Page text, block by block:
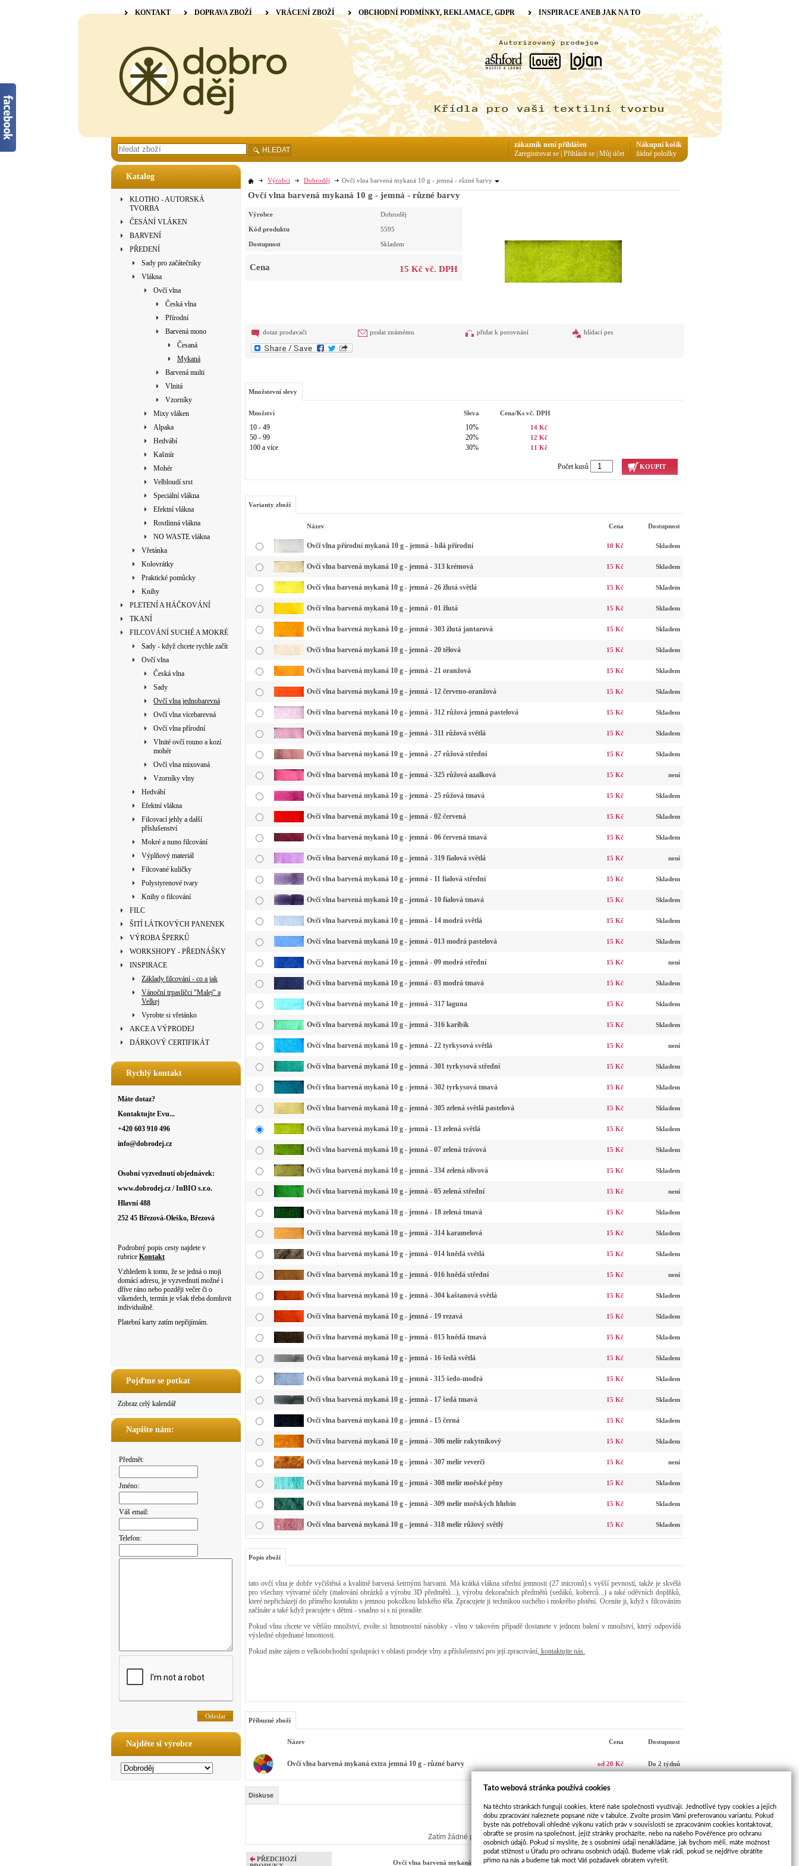
Katalog
KLOTHO - AUTORSKÁ
TVORBA
ČESÁNÍ VLÁKEN
BARVENÍ
PŘEDENÍ
Sady pro začátečníky
Vlákna
Ovčí vlna
Česká vlna
Přírodní
Barvená mono
Česaná
Mykaná
Barvená multi
Vlnitá
Vzorníky
Mixy vláken
Alpaka
Hedvábí
Kašmír
Mohér
Velbloudí srst
Speciální vlákna
Efektní vlákna
Rostlinná vlákna
NO WASTE vlákna
Vřetánka
Kolovrátky
Praktické pomůcky
Knihy
PLETENÍ A HÁČKOVÁNÍ
TKANÍ
FILCOVÁNÍ SUCHÉ A MOKRÉ
Sady - když chcete rychle začít
Ovčí vlna
Česká vlna
Sady
Ovčí vlna jednobarevná
Ovčí vlna vícebarevná
Ovčí vlna přírodní
Vlnité ovčí rouno a kozí
mohér
Ovčí vlna mixovaná
Vzorníky vlny
Hedvábí
Efektní vlákna
Filcovací jehly a další
příslušenství
Mokré a nuno filcování
Výplňový materiál
Filcované kuličky
Polystyrenové tvary
Knihy o filcování
FILC
ŠITÍ LÁTKOVÝCH PANENEK
VÝROBA ŠPERKŮ
WORKSHOPY - PŘEDNÁŠKY
INSPIRACE
Základy filcování - co a jak
Vánoční trpaslíčci "Malej" a
Velkej
Vyrobte si vřetánko
AKCE A VÝPRODEJ
DÁRKOVÝ CERTIFIKÁT
Rychlý kontakt
Máte dotaz?
Kontaktujte Evu...
+420 603 910 496
info@dobrodej.cz
Osobní vyzvednutí objednávek:
www.dobrodej.cz / InBIO s.r.o.
Hlavní 488
252 45 Březová-Oleško, Březová
Podrobný popis cesty najdete v
rubrice Kontakt
Vzhledem k tomu, že se jedná o moji
domácí adresu, je vyzvednutí možné i
dříve ráno nebo později večer či o
víkendech, termín je však třeba domluvit
individuálně.
Platební karty zatím nepřijímám.
Pojďme se potkat
Zobraz celý kalendář
Napište nám:
Předmět:
Jméno:
Váš email:
Telefon:
Najděte si výrobce
Výrobci Dobroděj Ovčí vlna barvená mykaná 10 g - jemná - různé barvy
Ovčí vlna barvená mykaná 10 g - jemná - různé barvy
Výrobce Dobroděj
Kód produktu 5595
Dostupnost Skladem
Cena 15 Kč vč. DPH
dotaz prodavači poslat známému přidat k porovnání hlídací pes
Množstevní slevy
Množství Sleva Cena/ks vč. DPH
10 - 49 10% 14 Kč
50 - 99 20% 12 Kč
100 a více 30% 11 Kč
Počet kusů KOUPIT
Varianty zboží
Název Cena Dostupnost
Ovčí vlna přírodní mykaná 10 g - jemná - bílá přírodní 10 Kč Skladem
Ovčí vlna barvená mykaná 10 g - jemná - 313 krémová 15 Kč Skladem
Ovčí vlna barvená mykaná 10 g - jemná - 26 žlutá světlá 15 Kč Skladem
Ovčí vlna barvená mykaná 10 g - jemná - 01 žlutá 15 Kč Skladem
Ovčí vlna barvená mykaná 10 g - jemná - 303 žlutá jantarová 15 Kč Skladem
Ovčí vlna barvená mykaná 10 g - jemná - 20 tělová 15 Kč Skladem
Ovčí vlna barvená mykaná 10 g - jemná - 21 oranžová 15 Kč Skladem
Ovčí vlna barvená mykaná 10 g - jemná - 12 červeno-oranžová 15 Kč Skladem
Ovčí vlna barvená mykaná 10 g - jemná - 312 růžová jemná pastelová 15 Kč Skladem
Ovčí vlna barvená mykaná 10 g - jemná - 311 růžová světlá 15 Kč Skladem
Ovčí vlna barvená mykaná 10 g - jemná - 27 růžová střední 15 Kč Skladem
Ovčí vlna barvená mykaná 10 g - jemná - 325 růžová azalková 15 Kč není
Ovčí vlna barvená mykaná 10 g - jemná - 25 růžová tmavá 15 Kč Skladem
Ovčí vlna barvená mykaná 10 g - jemná - 02 červená 15 Kč Skladem
Ovčí vlna barvená mykaná 10 g - jemná - 06 červená tmavá 15 Kč Skladem
Ovčí vlna barvená mykaná 10 g - jemná - 319 fialová světlá 15 Kč není
Ovčí vlna barvená mykaná 10 g - jemná - 11 fialová střední 15 Kč Skladem
Ovčí vlna barvená mykaná 10 g - jemná - 10 fialová tmavá 15 Kč Skladem
Ovčí vlna barvená mykaná 10 g - jemná - 14 modrá světlá 15 Kč Skladem
Ovčí vlna barvená mykaná 10 g - jemná - 013 modrá pastelová 15 Kč Skladem
Ovčí vlna barvená mykaná 10 g - jemná - 09 modrá střední 15 Kč není
Ovčí vlna barvená mykaná 10 g - jemná - 03 modrá tmavá 15 Kč Skladem
Ovčí vlna barvená mykaná 10 g - jemná - 317 laguna 15 Kč Skladem
Ovčí vlna barvená mykaná 10 g - jemná - 316 karibik 15 Kč Skladem
Ovčí vlna barvená mykaná 10 g - jemná - 22 tyrkysová světlá 15 Kč není
Ovčí vlna barvená mykaná 10 g - jemná - 301 tyrkysová střední 15 Kč Skladem
Ovčí vlna barvená mykaná 10 g - jemná - 302 tyrkysová tmavá 15 Kč Skladem
Ovčí vlna barvená mykaná 10 g - jemná - 305 zelená světlá pastelová 15 Kč Skladem
Ovčí vlna barvená mykaná 10 g - jemná - 13 zelená světlá 15 Kč Skladem
Ovčí vlna barvená mykaná 10 g - jemná - 07 zelená trávová 15 Kč Skladem
Ovčí vlna barvená mykaná 10 g - jemná - 334 zelená olivová 15 Kč Skladem
Ovčí vlna barvená mykaná 10 g - jemná - 05 zelená střední 15 Kč není
Ovčí vlna barvená mykaná 10 g - jemná - 18 zelená tmavá 15 Kč Skladem
Ovčí vlna barvená mykaná 10 g - jemná - 314 karamelová 15 Kč Skladem
Ovčí vlna barvená mykaná 10 g - jemná - 014 hnědá světlá 15 Kč Skladem
Ovčí vlna barvená mykaná 10 g - jemná - 016 hnědá střední 15 Kč není
Ovčí vlna barvená mykaná 10 g - jemná - 304 kaštanová světlá 15 Kč Skladem
Ovčí vlna barvená mykaná 10 g - jemná - 19 rezavá 15 Kč Skladem
Ovčí vlna barvená mykaná 10 g - jemná - 015 hnědá tmavá 15 Kč Skladem
Ovčí vlna barvená mykaná 10 g - jemná - 16 šedá světlá 15 Kč Skladem
Ovčí vlna barvená mykaná 10 g - jemná - 315 šedo-modrá 15 Kč Skladem
Ovčí vlna barvená mykaná 10 g - jemná - 17 šedá tmavá 15 Kč Skladem
Ovčí vlna barvená mykaná 10 g - jemná - 15 černá 15 Kč Skladem
Ovčí vlna barvená mykaná 10 g - jemná - 306 melír rakytníkový 15 Kč Skladem
Ovčí vlna barvená mykaná 10 g - jemná - 307 melír veverčí 15 Kč není
Ovčí vlna barvená mykaná 10 g - jemná - 308 melír mořské pěny 15 Kč Skladem
Ovčí vlna barvená mykaná 10 g - jemná - 309 melír mořských hlubin 15 Kč Skladem
Ovčí vlna barvená mykaná 10 g - jemná - 318 melír růžový světlý 15 Kč Skladem
Popis zboží
tato ovčí vlna je dobře vyčištěná a kvalitně barvená šetrnými barvami. Má krátká vlákna střední jemnosti (27 micronů) s vyšší pevností, takže je skvělá
pro všechny výtvarné účely (malování obrázků a výrobu 3D předmětů...), výrobu dekoračních předmětů (sedáků, koberců...) a také oděvních doplňků,
které nepřicházejí do přímého kontaktu s jemnou pokožkou lidského těla. Zpracujete ji technikou suchého i mokrého plstění. Oceníte ji, když s filcováním
začínáte a také když pracujete s dětmi - snadno si s ní poradíte.
Pokud vlnu chcete ve větším množství, zvolte si hmotnostní násobky - vlnu v takovém případě dostanete v jednom balení v množství, který odpovídá
výsledné objednané hmotnosti.
Pokud máte zájem o velkoobchodní spolupráci v oblasti prodeje vlny a příslušenství pro její zpracování, kontaktujte nás.
Příbuzné zboží
Název Cena Dostupnost
Ovčí vlna barvená mykaná extra jemná 10 g - různé barvy od 20 Kč Do 2 týdnů
Diskuse
Nový příspěvek
Zatím žádné příspěvky
PŘEDCHOZÍ
Ovčí vlna barvená mykaná 10 g - jemná - různé barvy
DALŠÍ
KONTAKT DOPRAVA ZBOŽÍ VRÁCENÍ ZBOŽÍ OBCHODNÍ PODMÍNKY, REKLAMACE, GDPR INSPIRACE ANEB JAK NA TO
HLEDAT
Nákupní košík
žádné položky
zákazník není přihlášen
Zaregistrovat se Přihlásit se Můj účet
Tato webová stránka používá cookies
Na těchto stránkách fungují cookies, které naše společnosti využívají. Jednotlivé typy cookies a jejich
dobu zpracování naleznete popsané níže v tabulce. Zvolte prosím Vámi preferovanou variantu. Pokud
byste nás potřebovali ohledně výkonu vašich práv v souvislosti se zpracováním cookies kontaktovat,
obraťte se prosím na společnost, jejíž stránky procházíte, nebo na našeho Pověřence pro ochranu
osobních údajů. Pokud si myslíte, že s osobními údaji nenakládáme, jak bychom měli, máte možnost
podat stížnost u Úřadu pro ochranu osobních údajů. Budeme však rádi, pokud se nejdříve obrátíte
přímo na nás a budeme tak moct Váš požadavek obratem vyřešit.